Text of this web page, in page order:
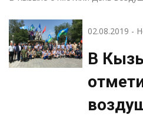
02.08.2019 -
В